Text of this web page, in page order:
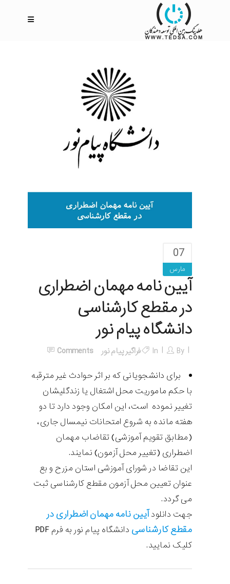
07
مارس
آیین نامه مهمان اضطراری
در مقطع کارشناسی
دانشگاه پیام نور
By
In فراگیر پیام نور Comments
برای دانشجویانی که بر اثر حوادث غیر مترقبه
با حکم ماموریت محل اشتغال یا زندگلیشان
تغییر نموده است، این امکان وجود دارد تا دو
هفته مانده به شروع امتحانات نیمسال جاری،
(مطابق تقویم آموزشی) تقاضاب مهمان
اضطراری (تغییر محل آزمون) نمایند.
این تقاضا در شورای آموزشی استان مزرح و بع
عنوان تعیین محل آزمون مقطع کارشناسی ثبت
می گردد.
جهت دانلودآیین نامه مهمان اضطراری در
مقطع کارشناسی
دانشگاه پیام نور به فرم PDF
کلیک نمایید.